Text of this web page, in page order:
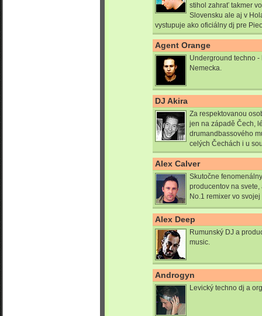
stihol zahrať takmer
Slovensku ale aj v
vystupuje ako oficiálny dj pre
Agent Orange
Underground techno
Nemecka.
DJ Akira
Za respektovanou
jen na západě Čech,
drumandbassového
celých Čechách i u
Alex Calver
Skutočne
producentov na
No.1 remixer vo
Alex Deep
Rumunský DJ a
music.
Androgyn
Levický techno dj a